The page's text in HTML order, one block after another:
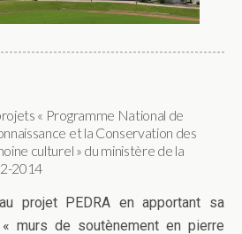
« Programme National de
et la Conservation des
culturel » du ministère de la
2014
projet PEDRA en apportant sa
murs de soutènement en pierre